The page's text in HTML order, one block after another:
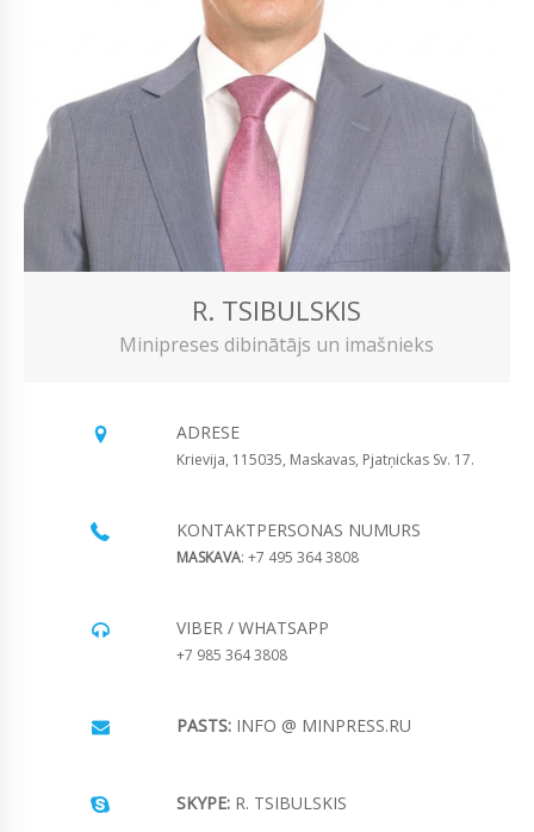
R. TSIBULSKIS
Minipreses dibinātājs un imašnieks
ADRESE
Krievija, 115035, Maskavas, Pjatņickas Sv. 17.
KONTAKTPERSONAS NUMURS
MASKAVA: +7 495 364 3808
VIBER / WHATSAPP
+7 985 364 3808
PASTS: INFO @ MINPRESS.RU
SKYPE: R. TSIBULSKIS